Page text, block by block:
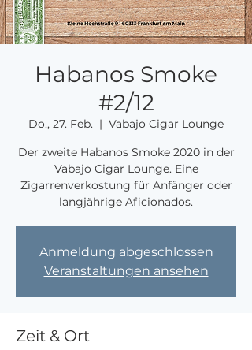
Habanos Smoke
#2/12
Do., 27. Feb.
  |
Vabajo Cigar Lounge
Der zweite Habanos Smoke 2020 in der
Vabajo Cigar Lounge. Eine
Zigarrenverkostung für Anfänger oder
langjährige Aficionados.
Anmeldung abgeschlossen
Veranstaltungen ansehen
Zeit & Ort